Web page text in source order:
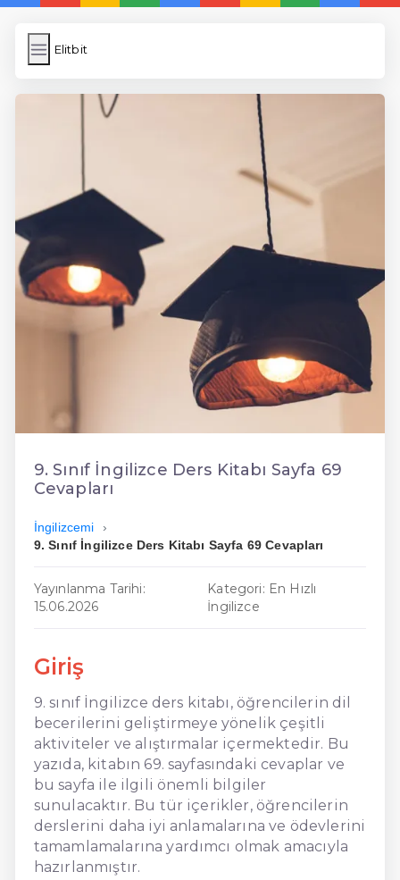
Elitbit
Elitbit
Anasayfa
5 Günde İngilizce
İngilizce
Dil Eğitimi
En Ucuz İngilizce
En Uygun İngilizce
Hızlı İngilizce
9. Sınıf İngilizce Ders Kitabı Sayfa 69
Cevapları
İngilizcemi
9. Sınıf İngilizce Ders Kitabı Sayfa 69 Cevapları
Yayınlanma Tarihi:
15.06.2026
Kategori: En Hızlı
İngilizce
Giriş
9. sınıf İngilizce ders kitabı, öğrencilerin dil
becerilerini geliştirmeye yönelik çeşitli
aktiviteler ve alıştırmalar içermektedir. Bu
yazıda, kitabın 69. sayfasındaki cevaplar ve
bu sayfa ile ilgili önemli bilgiler
sunulacaktır. Bu tür içerikler, öğrencilerin
derslerini daha iyi anlamalarına ve ödevlerini
tamamlamalarına yardımcı olmak amacıyla
hazırlanmıştır.